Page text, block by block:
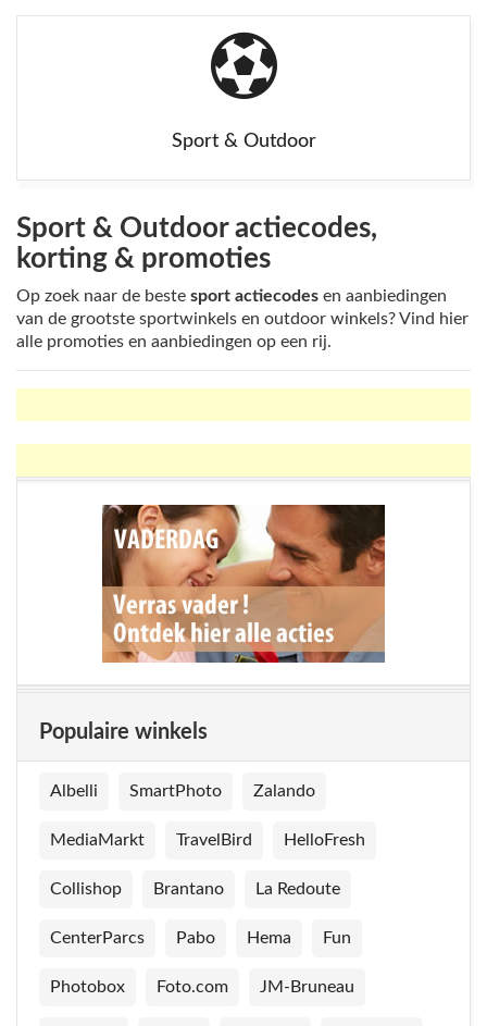
Sport & Outdoor
Sport & Outdoor actiecodes,
korting & promoties
Op zoek naar de beste sport actiecodes en aanbiedingen
van de grootste sportwinkels en outdoor winkels? Vind hier
alle promoties en aanbiedingen op een rij.
Populaire winkels
Albelli SmartPhoto Zalando
MediaMarkt TravelBird HelloFresh
Collishop Brantano La Redoute
CenterParcs Pabo Hema Fun
Photobox Foto.com JM-Bruneau